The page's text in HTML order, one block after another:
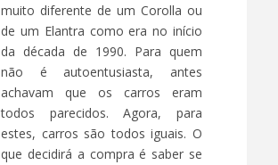
muito diferente de um Corolla ou
de um Elantra como era no início
da década de 1990. Para quem
não é autoentusiasta, antes
achavam que os carros eram
todos parecidos. Agora, para
estes, carros são todos iguais. O
que decidirá a compra é saber se